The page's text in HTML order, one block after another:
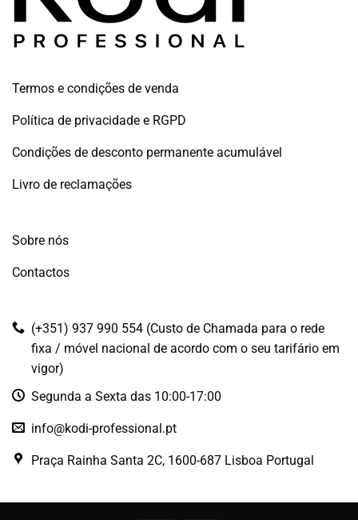
Termos e condições de venda
Política de privacidade e RGPD
Condições de desconto permanente acumulável
Livro de reclamações
Sobre nós
Contactos
(+351) 937 990 554 (Custo de Chamada para o rede
fixa / móvel nacional de acordo com o seu tarifário em
vigor)
Segunda a Sexta das 10:00-17:00
info@kodi-professional.pt
Praça Rainha Santa 2C, 1600-687 Lisboa Portugal